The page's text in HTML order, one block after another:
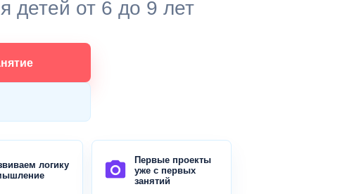
детей от 6 до 9 лет
логику
photo_camera
Первые проекты
уже с первых
занятий